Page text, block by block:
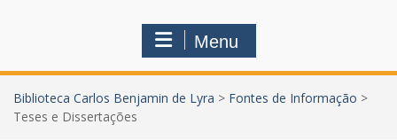
Menu
Biblioteca Carlos Benjamin de Lyra > Fontes de Informação >
Teses e Dissertações